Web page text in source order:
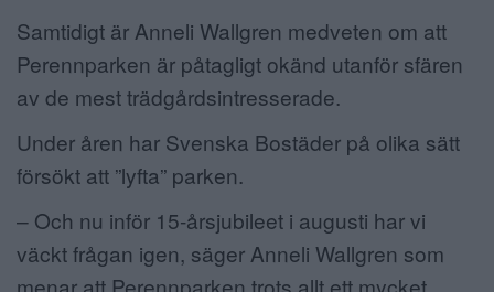
Samtidigt är Anneli Wallgren medveten om att
Perennparken är påtagligt okänd utanför sfären
av de mest trädgårdsintresserade.
Under åren har Svenska Bostäder på olika sätt
försökt att ”lyfta” parken.
– Och nu inför 15-årsjubileet i augusti har vi
väckt frågan igen, säger Anneli Wallgren som
menar att Perennparken trots allt ett mycket